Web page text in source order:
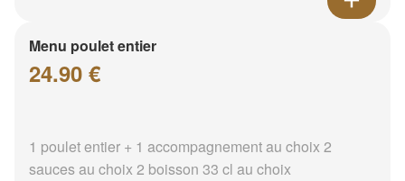
Menu poulet entier
24.90 €
1 poulet entier + 1 accompagnement au choix 2
sauces au choix 2 boisson 33 cl au choix